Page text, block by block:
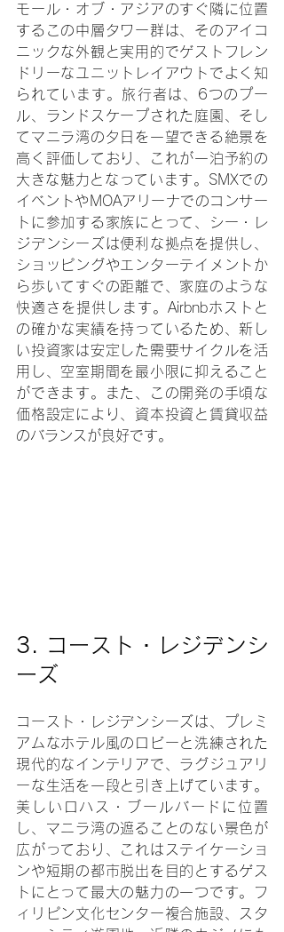
モール・オブ・アジアのすぐ隣に位置
するこの中層タワー群は、そのアイコ
ニックな外観と実用的でゲストフレン
ドリーなユニットレイアウトでよく知
られています。旅行者は、6つのプー
ル、ランドスケープされた庭園、そし
てマニラ湾の夕日を一望できる絶景を
高く評価しており、これが一泊予約の
大きな魅力となっています。SMXでの
イベントやMOAアリーナでのコンサー
トに参加する家族にとって、シー・レ
ジデンシーズは便利な拠点を提供し、
ショッピングやエンターテイメントか
ら歩いてすぐの距離で、家庭のような
快適さを提供します。Airbnbホストと
の確かな実績を持っているため、新し
い投資家は安定した需要サイクルを活
用し、空室期間を最小限に抑えること
ができます。また、この開発の手頃な
価格設定により、資本投資と賃貸収益
のバランスが良好です。
3.
コースト・レジデンシ
ーズ
コースト・レジデンシーズは、プレミ
アムなホテル風のロビーと洗練された
現代的なインテリアで、ラグジュアリ
ーな生活を一段と引き上げています。
美しいロハス・ブールバードに位置
し、マニラ湾の遮ることのない景色が
広がっており、これはステイケーショ
ンや短期の都市脱出を目的とするゲス
トにとって最大の魅力の一つです。フ
ィリピン文化センター複合施設、スタ